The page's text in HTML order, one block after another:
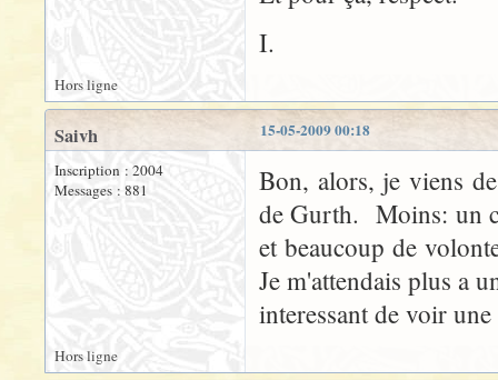
I.
Hors ligne
15-05-2009 00:18
Saivh
Inscription : 2004
Messages : 881
Bon, alors, je viens
de Gurth. Moins: un
et beaucoup de
Je m'attendais plus a
interessant de voir
Hors ligne